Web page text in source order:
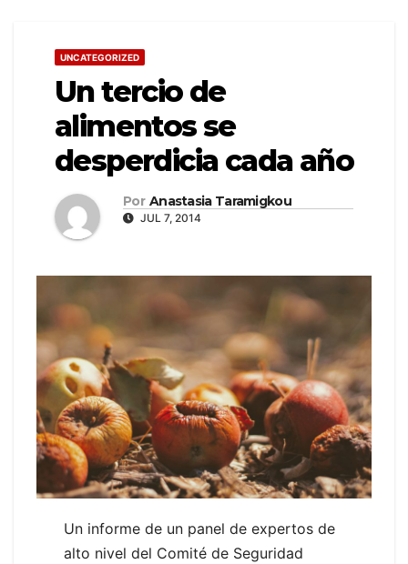
UNCATEGORIZED
Un tercio de
alimentos se
desperdicia cada año
Por Anastasia Taramigkou
JUL 7, 2014
Un informe de un panel de expertos de
alto nivel del Comité de Seguridad